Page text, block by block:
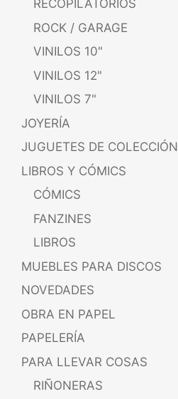
RECOPILATORIOS
ROCK / GARAGE
VINILOS 10"
VINILOS 12"
VINILOS 7"
JOYERÍA
JUGUETES DE COLECCIÓN
LIBROS Y CÓMICS
CÓMICS
FANZINES
LIBROS
MUEBLES PARA DISCOS
NOVEDADES
OBRA EN PAPEL
PAPELERÍA
PARA LLEVAR COSAS
RIÑONERAS